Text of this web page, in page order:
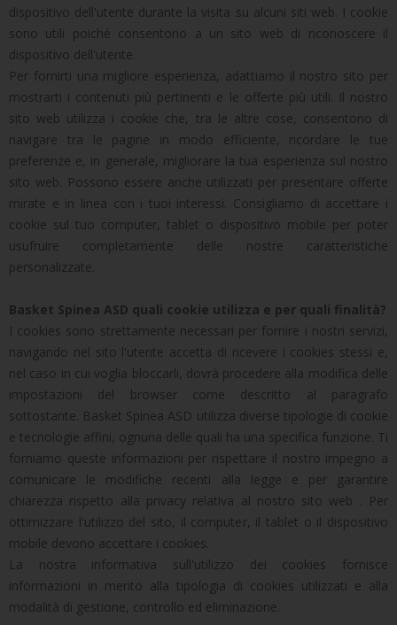
dispositivo dell'utente durante la visita su alcuni siti web. I cookie
sono utili poiché consentono a un sito web di riconoscere il
dispositivo dell'utente.
Per fornirti una migliore esperienza, adattiamo il nostro sito per
mostrarti i contenuti più pertinenti e le offerte più utili. Il nostro
sito web utilizza i cookie che, tra le altre cose, consentono di
navigare tra le pagine in modo efficiente, ricordare le tue
preferenze e, in generale, migliorare la tua esperienza sul nostro
sito web. Possono essere anche utilizzati per presentare offerte
mirate e in linea con i tuoi interessi. Consigliamo di accettare i
cookie sul tuo computer, tablet o dispositivo mobile per poter
usufruire completamente delle nostre caratteristiche
personalizzate.
Basket Spinea ASD quali cookie utilizza e per quali finalità?
I cookies sono strettamente necessari per fornire i nostri servizi,
navigando nel sito l'utente accetta di ricevere i cookies stessi e,
nel caso in cui voglia bloccarli, dovrà procedere alla modifica delle
impostazioni del browser come descritto al paragrafo
sottostante. Basket Spinea ASD utilizza diverse tipologie di cookie
e tecnologie affini, ognuna delle quali ha una specifica funzione. Ti
forniamo queste informazioni per rispettare il nostro impegno a
comunicare le modifiche recenti alla legge e per garantire
chiarezza rispetto alla privacy relativa al nostro sito web . Per
ottimizzare l'utilizzo del sito, il computer, il tablet o il dispositivo
mobile devono accettare i cookies.
La nostra informativa sull'utilizzo dei cookies fornisce
informazioni in merito alla tipologia di cookies utilizzati e alla
modalità di gestione, controllo ed eliminazione.